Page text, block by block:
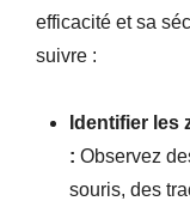
efficacité et sa
suivre :
Identifier les
: Observez
souris, des